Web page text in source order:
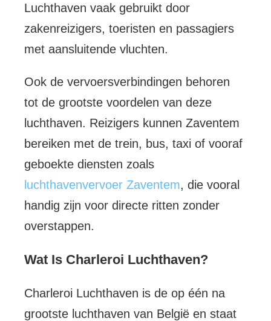
Luchthaven vaak gebruikt door
zakenreizigers, toeristen en passagiers
met aansluitende vluchten.
Ook de vervoersverbindingen behoren
tot de grootste voordelen van deze
luchthaven. Reizigers kunnen Zaventem
bereiken met de trein, bus, taxi of vooraf
geboekte diensten zoals
luchthavenvervoer Zaventem, die vooral
handig zijn voor directe ritten zonder
overstappen.
Wat Is Charleroi Luchthaven?
Charleroi Luchthaven is de op één na
grootste luchthaven van België en staat